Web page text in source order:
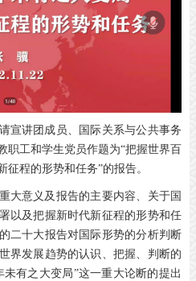
宣讲团成员、国际关系与公共事务
职工和学生党员作题为“把握世界百
程的形势和任务”的报告。
大意义及报告的主要内容、关于国
以及把握新时代新征程的形势和任
二十大报告对国际形势的分析判断
界发展趋势的认识、把握、判断的
有之大变局”这一重大论断的提出